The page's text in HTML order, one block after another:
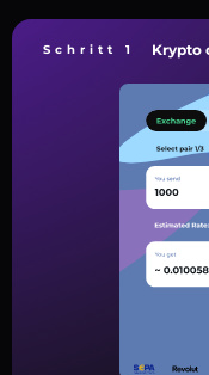
Schritt 1 Krypto